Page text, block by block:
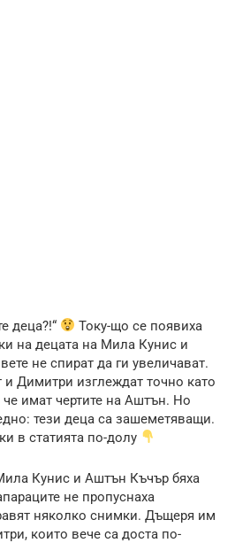
деца?!“
Току-що се появиха
на децата на Мила Кунис и
не спират да ги увеличават.
и Димитри изглеждат точно като
имат чертите на Аштън. Но
тези деца са зашеметяващи.
в статията по-долу
Кунис и Аштън Къчър бяха
не пропуснаха
няколко снимки. Дъщеря им
които вече са доста по-